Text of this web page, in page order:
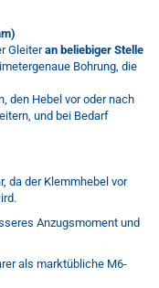
Gleiteran beliebiger Stelle
Bohrung, die
den Hebel vor oder nach
und bei Bedarf
da der Klemmhebel vor
Anzugsmoment und
als marktübliche M6-